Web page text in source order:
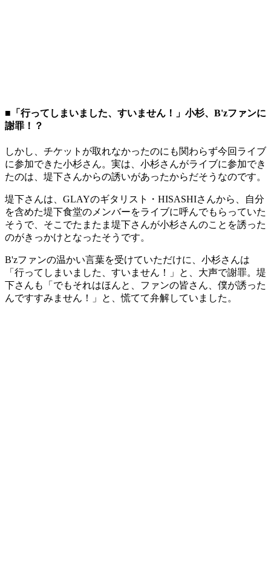
■「行ってしまいました、すいません！」小杉、B'zファンに
謝罪！？
しかし、チケットが取れなかったのにも関わらず今回ライブ
に参加できた小杉さん。実は、小杉さんがライブに参加でき
たのは、堤下さんからの誘いがあったからだそうなのです。
堤下さんは、GLAYのギタリスト・HISASHIさんから、自分
を含めた堤下食堂のメンバーをライブに呼んでもらっていた
そうで、そこでたまたま堤下さんが小杉さんのことを誘った
のがきっかけとなったそうです。
B'zファンの温かい言葉を受けていただけに、小杉さんは
「行ってしまいました、すいません！」と、大声で謝罪。堤
下さんも「でもそれはほんと、ファンの皆さん、僕が誘った
んですすみません！」と、慌てて弁解していました。